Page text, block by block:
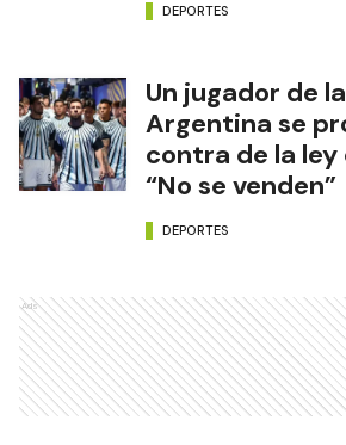
DEPORTES
Un jugador de
Argentina se
contra de la ley
“No se venden”
DEPORTES
Ads